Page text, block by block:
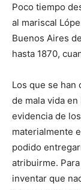
Poco tiempo
al mariscal
Buenos Aires
hasta 1870,
Los que se han
de mala vida
evidencia de
materialmente
podido
atribuirme.
inventar que